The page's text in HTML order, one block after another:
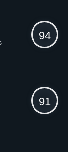
94
91